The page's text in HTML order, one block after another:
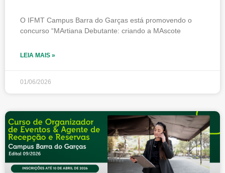
O IFMT Campus Barra do Garças está promovendo o
concurso “MArtiana Debutante: criando a MAscote
LEIA MAIS »
01/06/2026